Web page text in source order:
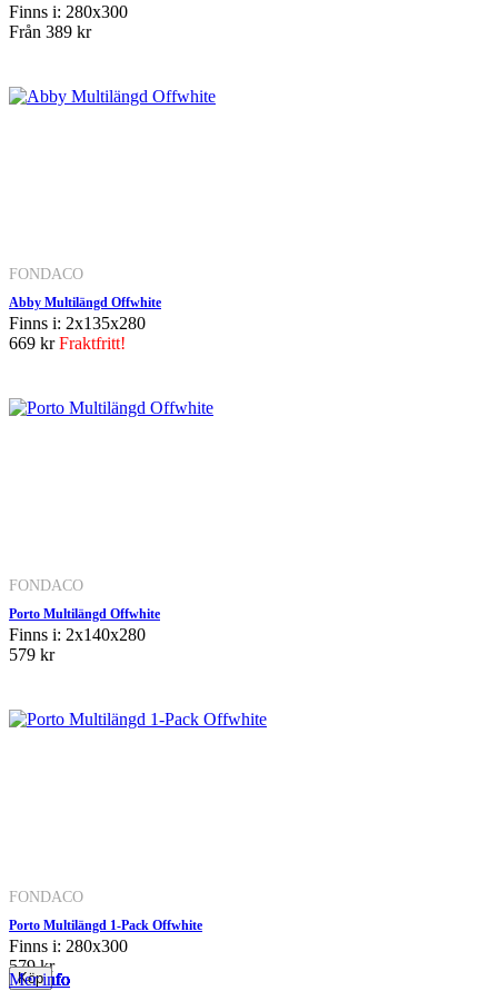
Mer info
Mer info
Mer info
Mer info
Mer info
Mer info
Finns i: 280x300
Från 389 kr
Mer info
FONDACO
Abby Multilängd Offwhite
Finns i: 2x135x280
669 krFraktfritt!
FONDACO
Porto Multilängd Offwhite
Finns i: 2x140x280
579 kr
FONDACO
Porto Multilängd 1-Pack Offwhite
Finns i: 280x300
579 kr
Mer info
Mer info
Mer info